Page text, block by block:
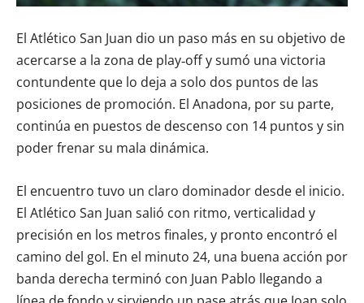
El Atlético San Juan dio un paso más en su objetivo de
acercarse a la zona de play‑off y sumó una victoria
contundente que lo deja a solo dos puntos de las
posiciones de promoción. El Anadona, por su parte,
continúa en puestos de descenso con 14 puntos y sin
poder frenar su mala dinámica.
El encuentro tuvo un claro dominador desde el inicio.
El Atlético San Juan salió con ritmo, verticalidad y
precisión en los metros finales, y pronto encontró el
camino del gol. En el minuto 24, una buena acción por
banda derecha terminó con Juan Pablo llegando a